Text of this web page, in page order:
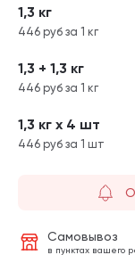
1,3 кг
446 руб за 1 кг
1,3 + 1,3 кг
446 руб за 1 кг
1,3 кг х 4 шт
446 руб за 1 шт
Самовывоз
в пунктах вашего